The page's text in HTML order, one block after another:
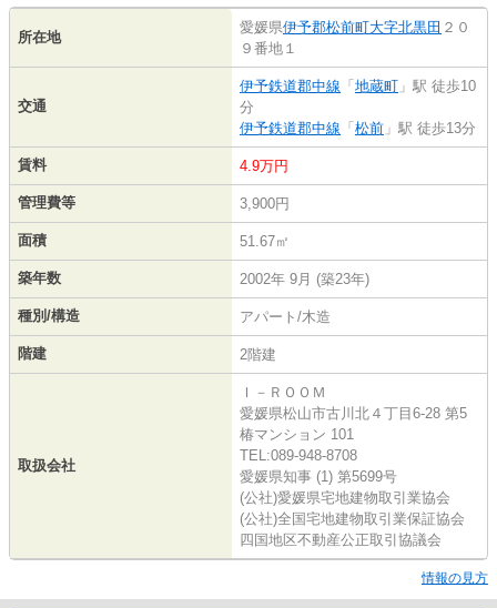
所在地
愛媛県伊予郡松前町大字北黒田 ２０
９番地１
交通
伊予鉄道郡中線 「 地蔵町 」駅 徒歩10
分
伊予鉄道郡中線 「 松前 」駅 徒歩13分
賃料 4.9万円
管理費等 3,900円
面積 51.67㎡
築年数 2002年 9月 (築23年)
種別/構造 アパート/木造
階建 2階建
取扱会社
Ｉ－ＲＯＯＭ
愛媛県松山市古川北４丁目6-28 第5
椿マンション 101
TEL:089-948-8708
愛媛県知事 (1) 第5699号
(公社)愛媛県宅地建物取引業協会
(公社)全国宅地建物取引業保証協会
四国地区不動産公正取引協議会
情報の見方